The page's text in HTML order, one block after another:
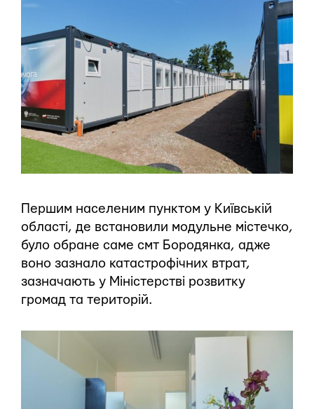
Першим населеним пунктом у Київській
області, де встановили модульне містечко,
було обране саме смт Бородянка, адже
воно зазнало катастрофічних втрат,
зазначають у Міністерстві розвитку
громад та територій.